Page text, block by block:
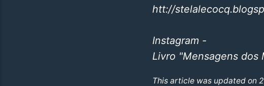
htt://
Instagram -
Livro "Mensagens dos
This article was updated on